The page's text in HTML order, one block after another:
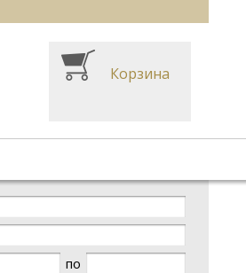
Корзина
по